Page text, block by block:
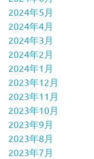
2024年5月
2024年4月
2024年3月
2024年2月
2024年1月
2023年12月
2023年11月
2023年10月
2023年9月
2023年8月
2023年7月